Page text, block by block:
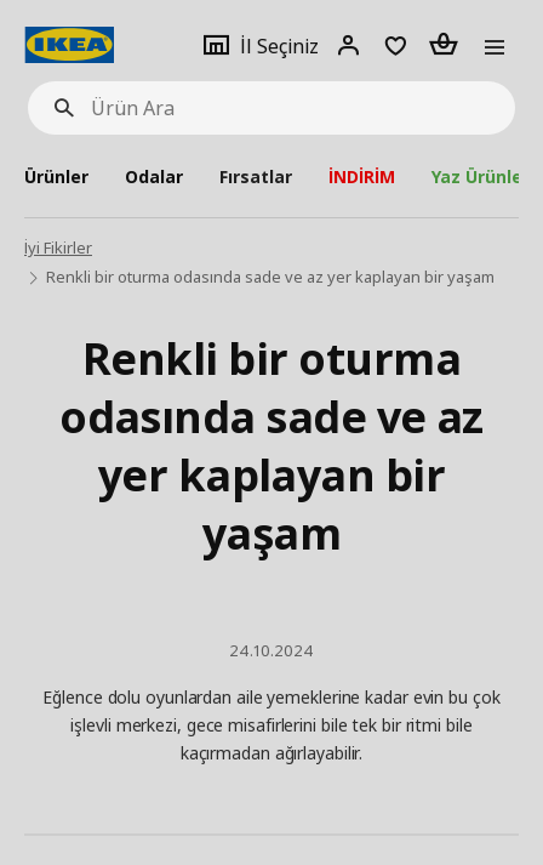
Ürün
Ara
İl Seçiniz
Giriş
Adet
Ürünler Odalar Fırsatlar İNDİRİM Yaz Ürünleri
İyi Fikirler
Renkli bir oturma odasında sade ve az yer kaplayan bir yaşam
Renkli bir oturma
odasında sade ve az
yer kaplayan bir
yaşam
24.10.2024
Eğlence dolu oyunlardan aile yemeklerine kadar evin bu çok
işlevli merkezi, gece misafirlerini bile tek bir ritmi bile
kaçırmadan ağırlayabilir.